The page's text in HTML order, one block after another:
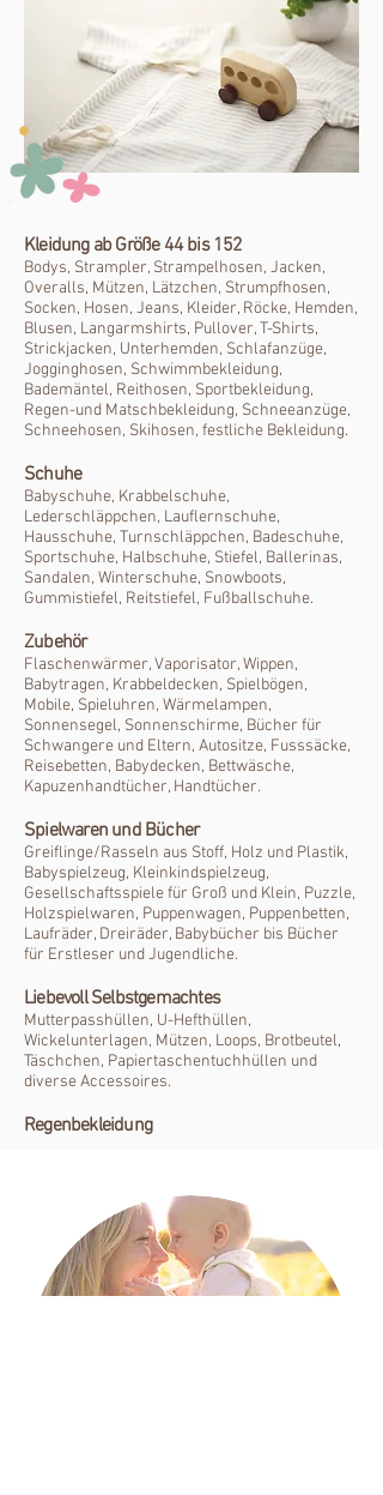
Kleidung ab Größe 44 bis 152
Bodys, Strampler, Strampelhosen, Jacken,
Overalls, Mützen, Lätzchen, Strumpfhosen,
Socken, Hosen, Jeans, Kleider, Röcke, Hemden,
Blusen, Langarmshirts, Pullover, T-Shirts,
Strickjacken, Unterhemden, Schlafanzüge,
Jogginghosen, Schwimmbekleidung,
Bademäntel, Reithosen, Sportbekleidung,
Regen-und Matschbekleidung, Schneeanzüge,
Schneehosen, Skihosen, festliche Bekleidung.
Schuhe
Babyschuhe, Krabbelschuhe,
Lederschläppchen, Lauflernschuhe,
Hausschuhe, Turnschläppchen, Badeschuhe,
Sportschuhe, Halbschuhe, Stiefel, Ballerinas,
Sandalen, Winterschuhe, Snowboots,
Gummistiefel, Reitstiefel, Fußballschuhe.
Zubehör
Flaschenwärmer, Vaporisator, Wippen,
Babytragen, Krabbeldecken, Spielbögen,
Mobile, Spieluhren, Wärmelampen,
Sonnensegel, Sonnenschirme, Bücher für
Schwangere und Eltern, Autositze, Fusssäcke,
Reisebetten, Babydecken, Bettwäsche,
Kapuzenhandtücher, Handtücher.
Spielwaren und Bücher
Greiflinge/Rasseln aus Stoff, Holz und Plastik,
Babyspielzeug, Kleinkindspielzeug,
Gesellschaftsspiele für Groß und Klein, Puzzle,
Holzspielwaren, Puppenwagen, Puppenbetten,
Laufräder, Dreiräder, Babybücher bis Bücher
für Erstleser und Jugendliche.
Liebevoll Selbstgemachtes
Mutterpasshüllen, U-Hefthüllen,
Wickelunterlagen, Mützen, Loops, Brotbeutel,
Täschchen, Papiertaschentuchhüllen und
diverse Accessoires.
Regenbekleidung